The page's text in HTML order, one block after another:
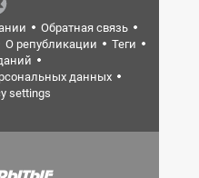
Обратная связь
О републикации
Теги
данных
settings